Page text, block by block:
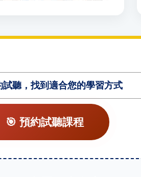
試聽，找到適合您的學習方式
🎯 預約試聽課程